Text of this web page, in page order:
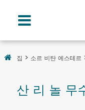
집 소르 비탄 에스테르
산 리 놀 무